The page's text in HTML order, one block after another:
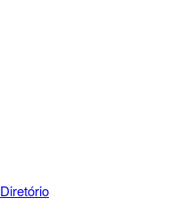
Diretório